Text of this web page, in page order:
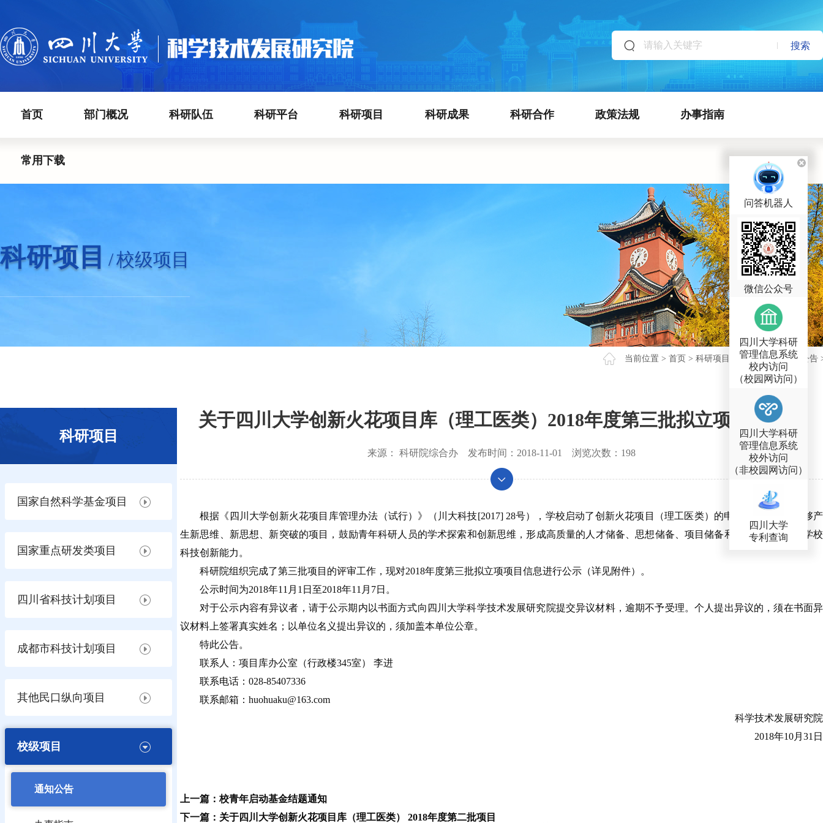
搜索
首页 部门概况 科研队伍 科研平台 科研项目 科研成果 科研合作 政策法规 办事指南
常用下载
科研项目 /校级项目
当前位置 > 首页 > 科研项目 校级项目>通知公告
科研项目
国家自然科学基金项目
国家重点研发类项目
四川省科技计划项目
成都市科技计划项目
其他民口纵向项目
校级项目
通知公告
关于四川大学创新火花项目库（理工医类）2018年度第三批拟立项项目公示
来源： 科研院综合办 发布时间： 2018-11-01 浏览次数： 198
根据《四川大学创新火花项目库管理办法（试行）》（川大科技[2017] 28号），学校启动了创新火花项目（理工医类）的申报，重点支持能够产
生新思维、新思想、新突破的项目，鼓励青年科研人员的学术探索和创新思维，形成高质量的人才储备、思想储备、项目储备和成果储备，提升学校
科技创新能力。
科研院组织完成了第三批项目的评审工作，现对2018年度第三批拟立项项目信息进行公示（详见附件）。
公示时间为2018年11月1日至2018年11月7日。
对于公示内容有异议者，请于公示期内以书面方式向四川大学科学技术发展研究院提交异议材料，逾期不予受理。个人提出异议的，须在书面异
议材料上签署真实姓名；以单位名义提出异议的，须加盖本单位公章。
特此公告。
联系人：项目库办公室（行政楼345室） 李进
联系电话：028-85407336
联系邮箱：huohuaku@163.com
科学技术发展研究院
2018年10月31日
上一篇：校青年启动基金结题通知
下一篇：关于四川大学创新火花项目库（理工医类） 2018年度第二批项目
问答机器人
微信公众号
四川大学科研
管理信息系统
校内访问
（校园网访问）
四川大学科研
管理信息系统
校外访问
（非校园网访问）
四川大学
专利查询